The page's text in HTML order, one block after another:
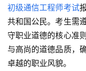
初级通信工程师考试
共和国公民。考生需
守职业道德的核心准
与高尚的道德品质，
卓越的职业风貌。